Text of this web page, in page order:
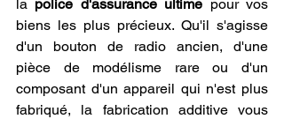
la police d'assurance ultime pour vos
biens les plus précieux. Qu'il s'agisse
d'un bouton de radio ancien, d'une
pièce de modélisme rare ou d'un
composant d'un appareil qui n'est plus
fabriqué, la fabrication additive vous